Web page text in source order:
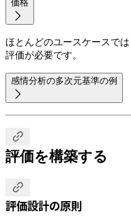
価格

ほとんどのユースケースで
評価が必要です。
感情分析の多次元基準の例


評価を構築する

評価設計の原則